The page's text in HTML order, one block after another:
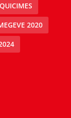
2020